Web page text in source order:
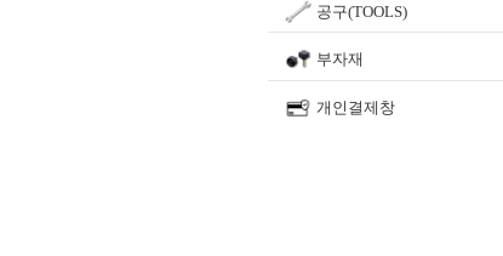
공구(TOOLS)
부자재
개인결제창